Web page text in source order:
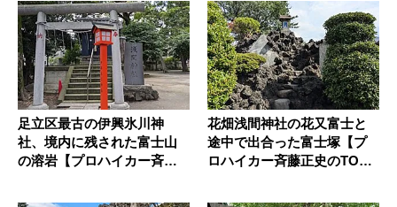
足立区最古の伊興氷川神
社、境内に残された富士山
の溶岩【プロハイカー斉藤
花畑浅間神社の花又富士と
途中で出合った富士塚【プ
ロハイカー斉藤正史のTOKY